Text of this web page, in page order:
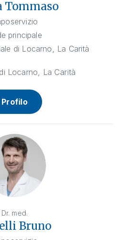
Tommaso
principale
di Locarno, La Carità
Locarno, La Carità
Profilo
Dr. med.
Bruno